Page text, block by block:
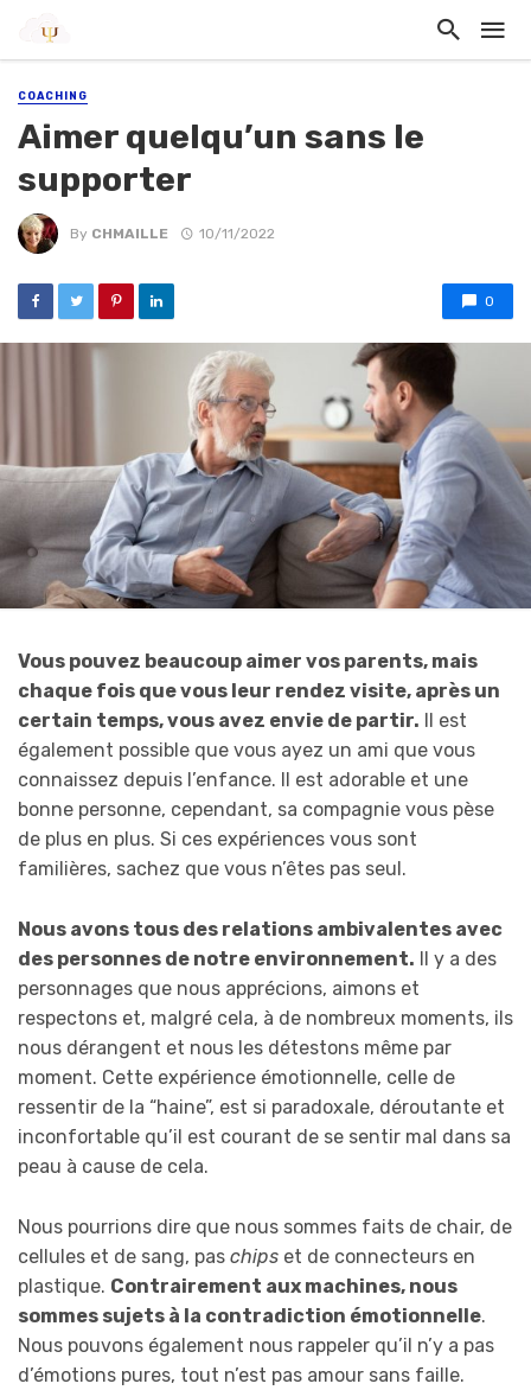
COACHING
Aimer quelqu’un sans le
supporter
By CHMAILLE 10/11/2022
0
Vous pouvez beaucoup aimer vos parents, mais
chaque fois que vous leur rendez visite, après un
certain temps, vous avez envie de partir. Il est
également possible que vous ayez un ami que vous
connaissez depuis l’enfance. Il est adorable et une
bonne personne, cependant, sa compagnie vous pèse
de plus en plus. Si ces expériences vous sont
familières, sachez que vous n’êtes pas seul.
Nous avons tous des relations ambivalentes avec
des personnes de notre environnement. Il y a des
personnages que nous apprécions, aimons et
respectons et, malgré cela, à de nombreux moments, ils
nous dérangent et nous les détestons même par
moment. Cette expérience émotionnelle, celle de
ressentir de la “haine”, est si paradoxale, déroutante et
inconfortable qu’il est courant de se sentir mal dans sa
peau à cause de cela.
Nous pourrions dire que nous sommes faits de chair, de
cellules et de sang, pas chips et de connecteurs en
plastique. Contrairement aux machines, nous
sommes sujets à la contradiction émotionnelle.
Nous pouvons également nous rappeler qu’il n’y a pas
d’émotions pures, tout n’est pas amour sans faille.